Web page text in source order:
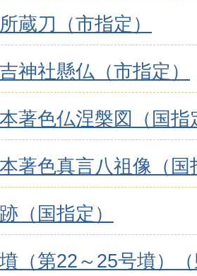
蔵刀（市指定）
神社懸仏（市指定）
著色仏涅槃図（国指
著色真言八祖像（国
（国指定）
（第22～25号墳）